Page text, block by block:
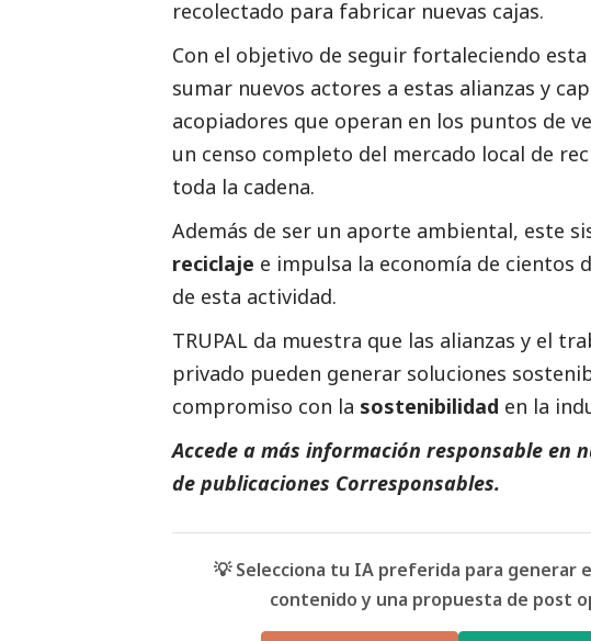
recolectado para fabricar nuevas cajas.
Con el objetivo de seguir fortaleciendo esta
sumar nuevos actores a estas alianzas y
acopiadores que operan en los puntos de
un censo completo del mercado local de
toda la cadena.
Además de ser un aporte ambiental, este
reciclaje e impulsa la economía de cientos
de esta actividad.
TRUPAL da muestra que las alianzas y el
privado pueden generar soluciones
compromiso con la sostenibilidad en la
Accede a más información responsable en
de publicaciones Corresponsables.
💡 Selecciona tu IA preferida para generar
contenido y una propuesta de post